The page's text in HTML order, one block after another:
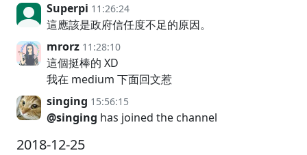
Superpi 11:26:24
這應該是政府信任度不足的原因。
mrorz 11:28:10
這個挺棒的 XD
我在 medium 下面回文惹
singing 15:56:15
@singing has joined the channel
2018-12-25